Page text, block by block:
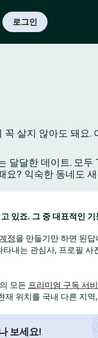
로그인
살지 않아도 돼요.
달달한 데이트. 모두
요? 익숙한 동네도
있죠. 그 중 대표적인 기
정을 만들기만 하면 된답
내는 관심사, 프로필 사
모든 프리미엄 구독 서
재 위치를 국내 다른 지
보세요!